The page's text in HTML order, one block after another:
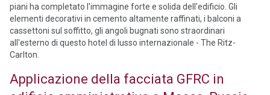
piani ha completato l'immagine forte e solida dell'edificio. Gli
elementi decorativi in cemento altamente raffinati, i balconi a
cassettoni sul soffitto, gli angoli bugnati sono straordinari
all'esterno di questo hotel di lusso internazionale - The Ritz-
Carlton.
Applicazione della facciata GFRC in